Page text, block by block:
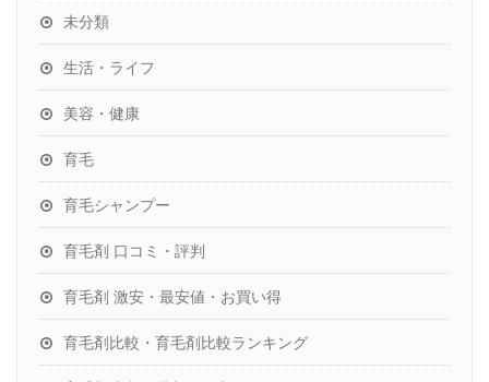
未分類
生活・ライフ
美容・健康
育毛
育毛シャンプー
育毛剤 口コミ・評判
育毛剤 激安・最安値・お買い得
育毛剤比較・育毛剤比較ランキング